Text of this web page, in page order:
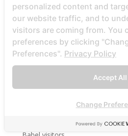
australia-farmers-dating reviews
Avis des mariГ©es par
Avis sur le site Web de la
correspondance
Az rəsmi mobil versiya və
Ã¤r postorder brud sÃ¤ker
babel dating it review
personalized content and
our website traffic, and to
visitors are coming from. You
preferences by clicking
Preferences". Privacy Policy
Accept All
Change